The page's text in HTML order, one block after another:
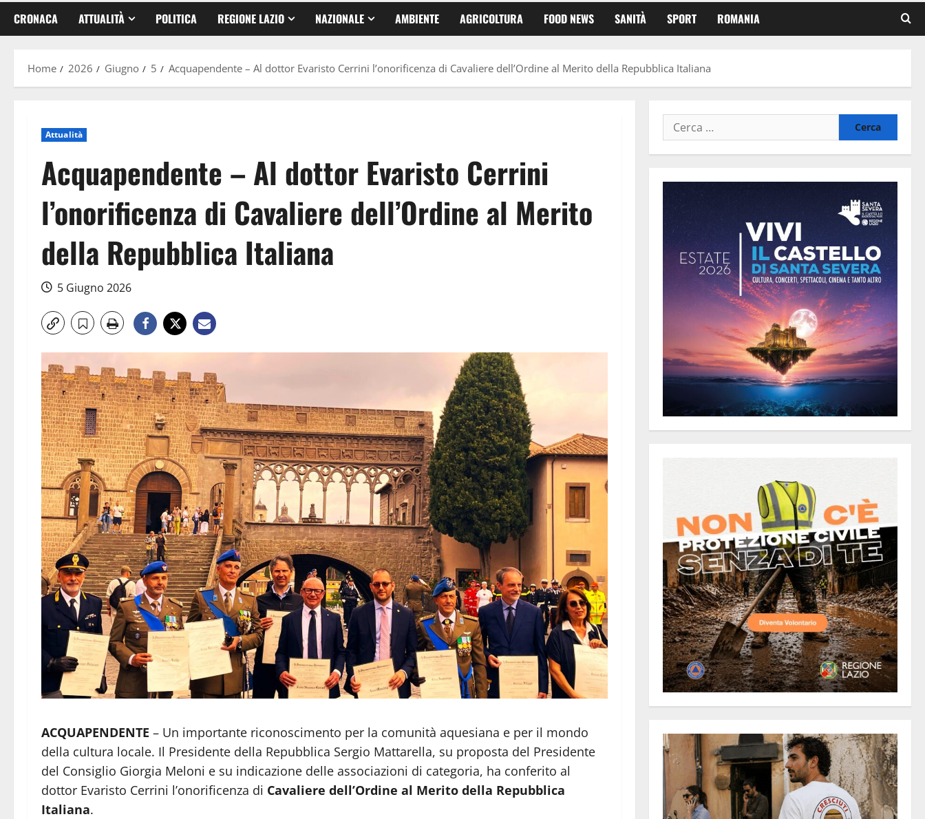
CRONACA ATTUALITÀ POLITICA REGIONE LAZIO NAZIONALE AMBIENTE AGRICOLTURA FOOD NEWS SANITÀ SPORT ROMANIA
Home 2026 Giugno 5 Acquapendente – Al dottor Evaristo Cerrini l’onorificenza di Cavaliere dell’Ordine al Merito della Repubblica Italiana
Attualità
Acquapendente – Al dottor Evaristo Cerrini
l’onorificenza di Cavaliere dell’Ordine al Merito
della Repubblica Italiana
5 Giugno 2026
ACQUAPENDENTE – Un importante riconoscimento per la comunità aquesiana e per il mondo
della cultura locale. Il Presidente della Repubblica Sergio Mattarella, su proposta del Presidente
del Consiglio Giorgia Meloni e su indicazione delle associazioni di categoria, ha conferito al
dottor Evaristo Cerrini l’onorificenza di Cavaliere dell’Ordine al Merito della Repubblica
Italiana.
Ricerca
per: